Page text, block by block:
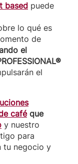
based puede
lo qué es
de
el
el
caféque
y nuestro
para
tu negocio y